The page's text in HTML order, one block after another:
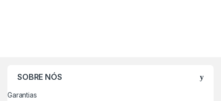
SOBRE NÓS
Garantias